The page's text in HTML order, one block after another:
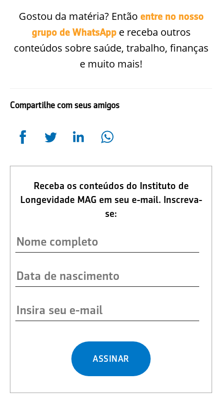
Gostou da matéria? Então entre no nosso
grupo de WhatsAppe receba outros
conteúdos sobre saúde, trabalho, finanças
e muito mais!
Compartilhe com seus amigos
Receba os conteúdos do Instituto de
Longevidade MAG em seu e-mail. Inscreva-
se:
ASSINAR